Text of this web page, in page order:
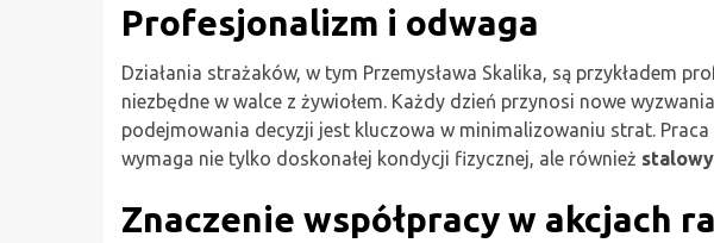
Profesjonalizm i odwaga
Działania strażaków, w tym Przemysława Skalika, są przykładem
niezbędne w walce z żywiołem. Każdy dzień przynosi nowe
podejmowania decyzji jest kluczowa w minimalizowaniu strat.
wymaga nie tylko doskonałej kondycji fizycznej, ale również
Znaczenie współpracy w akcjach